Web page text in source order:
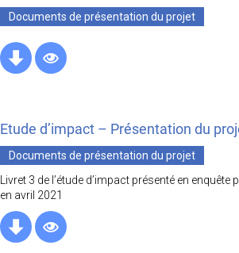
Documents de présentation du projet
Etude d’impact – Présentation du
Documents de présentation du projet
Livret 3 de l’étude d’impact présenté en enquête
en avril 2021